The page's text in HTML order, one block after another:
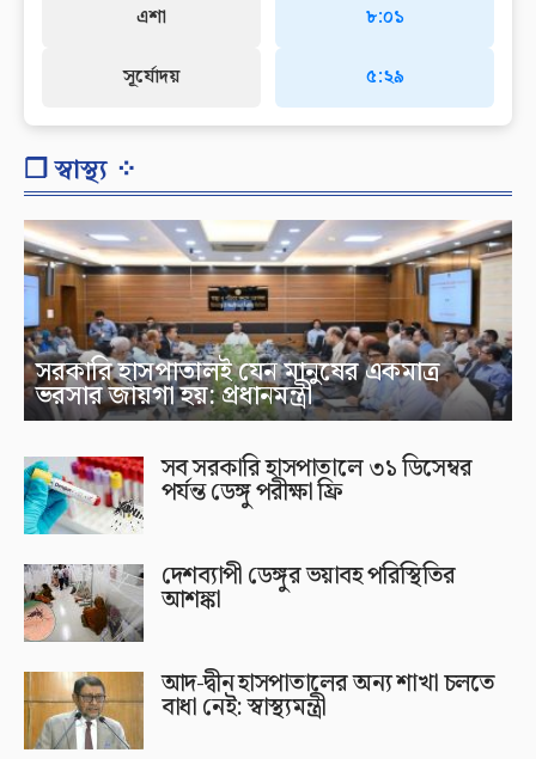
এশা
সূর্যোদয়
৮:০১
৫:২৯
❐ স্বাস্থ্য ⁘
সরকারি হাসপাতালই যেন মানুষের একমাত্র
ভরসার জায়গা হয়: প্রধানমন্ত্রী
সব সরকারি হাসপাতালে ৩১ ডিসেম্বর
পর্যন্ত ডেঙ্গু পরীক্ষা ফ্রি
দেশব্যাপী ডেঙ্গুর ভয়াবহ পরিস্থিতির
আশঙ্কা
আদ-দ্বীন হাসপাতালের অন্য শাখা চলতে
বাধা নেই: স্বাস্থ্যমন্ত্রী